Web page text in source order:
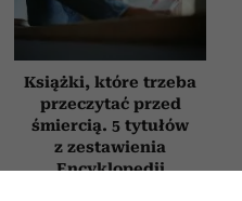
Książki, które trzeba
przeczytać przed
śmiercią. 5 tytułów
z zestawienia
Encyklopedii